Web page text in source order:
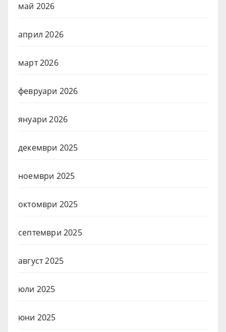
май 2026
април 2026
март 2026
февруари 2026
януари 2026
декември 2025
ноември 2025
октомври 2025
септември 2025
август 2025
юли 2025
юни 2025